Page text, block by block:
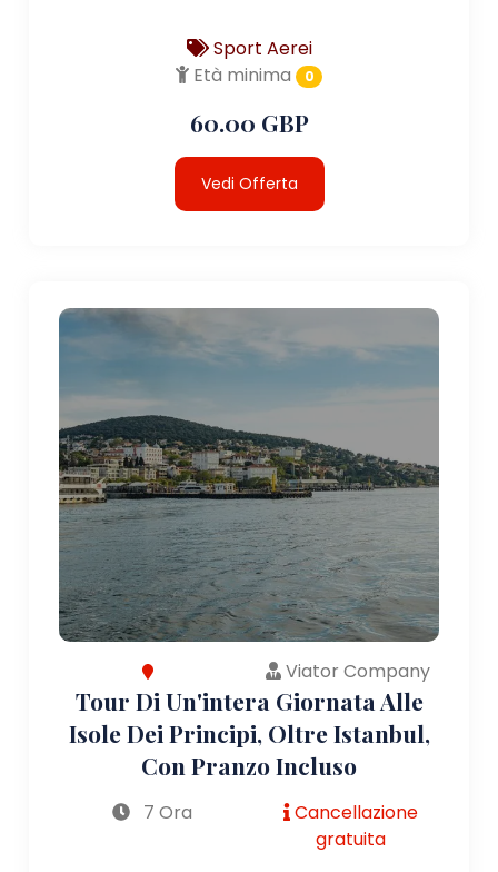
Sport Aerei
Età minima
0
60.00 GBP
Vedi Offerta
Viator Company
Tour Di Un'intera Giornata Alle
Isole Dei Principi, Oltre Istanbul,
Con Pranzo Incluso
7 Ora
Cancellazione
gratuita